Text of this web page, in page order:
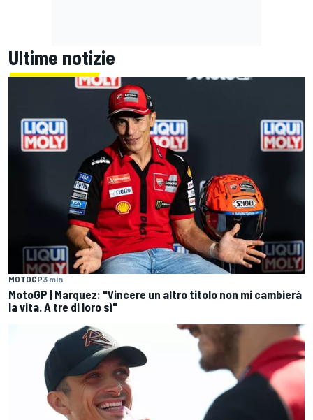
Ultime notizie
MOTOGP3 min
MotoGP | Marquez: "Vincere un altro titolo non mi cambierà
la vita. A tre di loro sì"